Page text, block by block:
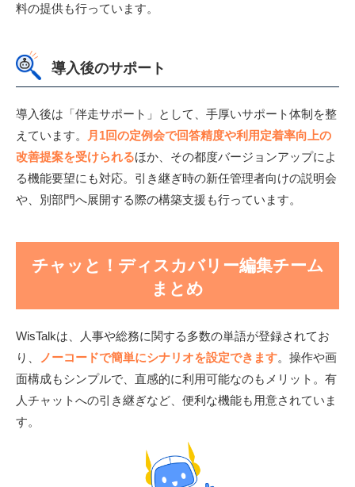
料の提供も行っています。
導入後のサポート
導入後は「伴走サポート」として、手厚いサポート体制を整
えています。
月1回の定例会で回答精度や利用定着率向上の
改善提案を受けられるほか、その都度バージョンアップによ
る機能要望にも対応。引き継ぎ時の新任管理者向けの説明会
や、別部門へ展開する際の構築支援も行っています。
チャッと！ディスカバリー編集チーム
まとめ
WisTalkは、人事や総務に関する多数の単語が登録されてお
り、
ノーコードで簡単にシナリオを設定できます。操作や画
面構成もシンプルで、直感的に利用可能なのもメリット。有
人チャットへの引き継ぎなど、便利な機能も用意されていま
す。